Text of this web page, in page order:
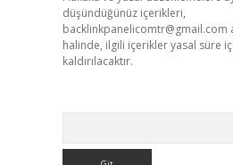
düşündüğünüz içerikleri,
backlinkpanelicomtr@gmail.com
halinde, ilgili içerikler yasal süre
kaldırılacaktır.